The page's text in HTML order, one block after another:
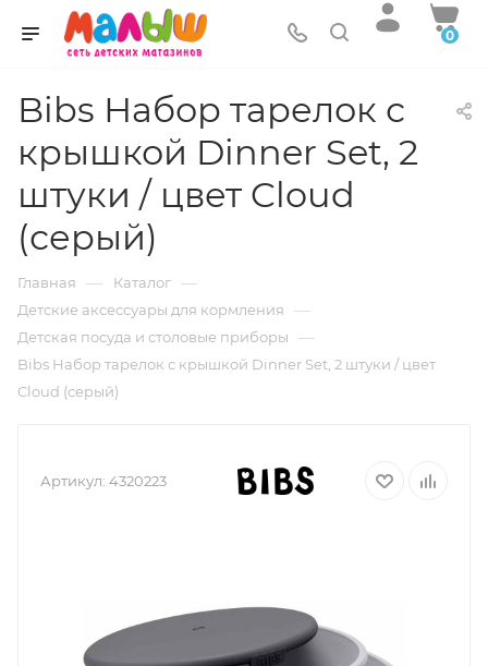
0
Bibs Набор тарелок с
крышкой Dinner Set, 2
штуки / цвет Cloud
(серый)
Главная — Каталог —
Детские аксессуары для кормления —
Детская посуда и столовые приборы —
Bibs Набор тарелок с крышкой Dinner Set, 2 штуки / цвет
Cloud (серый)
Артикул: 4320223